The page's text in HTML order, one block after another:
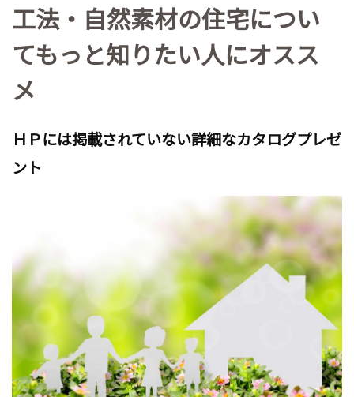
工法・自然素材の住宅につい
てもっと知りたい人にオスス
メ
ＨＰには掲載されていない詳細なカタログプレゼ
ント